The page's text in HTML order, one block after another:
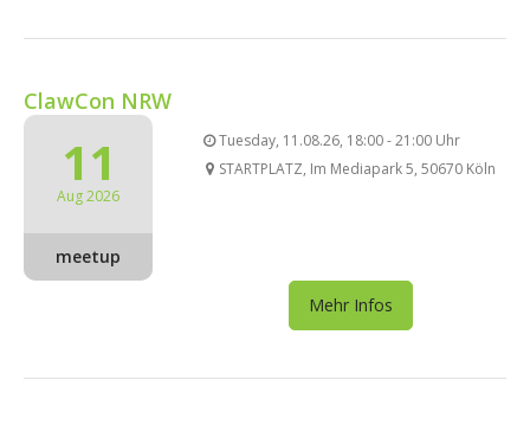
ClawCon NRW
11
Aug 2026
meetup
Tuesday, 11.08.26, 18:00 - 21:00 Uhr
STARTPLATZ, Im Mediapark 5, 50670 Köln
Mehr Infos